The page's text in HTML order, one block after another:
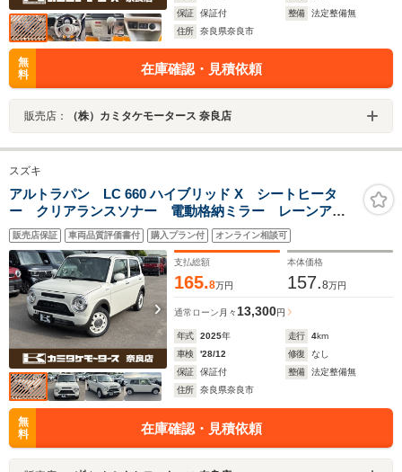
保証
保証付 整備
法定整備無
住所
奈良県奈良市
無
料
在庫確認・見積依頼
販売店： （株）カミタケモータース 奈良店
スズキ
アルトラパン LC 660 ハイブリッド X シートヒータ
ー クリアランスソナー 電動格納ミラー レーンアシ
スト 衝突被害軽減システム オートライト LEDヘッ
ドランプ スマートキー アイドリングストップ ベ
ンチシート CVT
販売店保証 車両品質評価書付 購入プラン付 オンライン相談可
支払総額
165.8万円
本体価格
157.8万円
通常ローン 月々13,300円
年式 2025年 走行 4km
車検
'28/12 修復
なし
保証
保証付 整備
法定整備無
住所
奈良県奈良市
無
料
在庫確認・見積依頼